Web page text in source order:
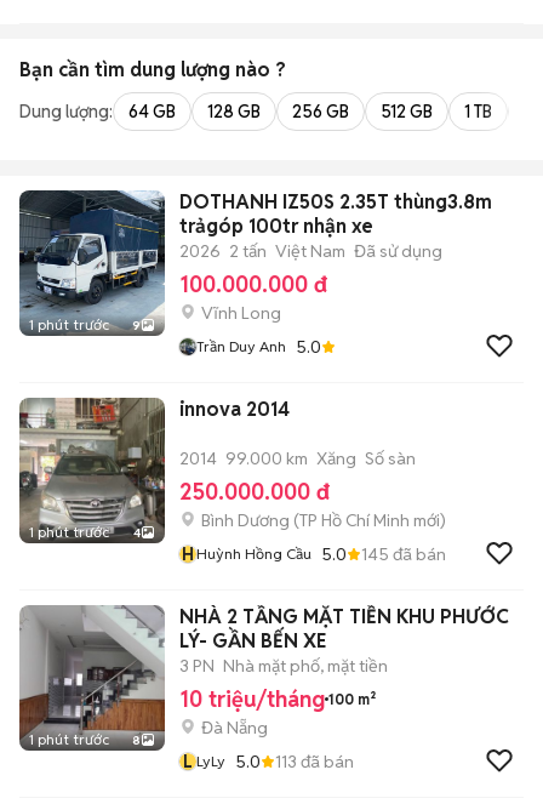
Bạn cần tìm dung lượng nào ?
Dung lượng: 64 GB 128 GB 256 GB 512 GB 1 TB
1 phút trước 9
DOTHANH IZ50S 2.35T thùng3.8m
trảgóp 100tr nhận xe
2026 2 tấn Việt Nam Đã sử dụng
100.000.000 đ
Vĩnh Long
Trần Duy Anh 5.0
1 phút trước 4
innova 2014
2014 99.000 km Xăng Số sàn
250.000.000 đ
Bình Dương (TP Hồ Chí Minh mới)
HHuỳnh Hồng Cầu 5.0 145 đã bán
1 phút trước 8
NHÀ 2 TẦNG MẶT TIỀN KHU PHƯỚC
LÝ- GẦN BẾN XE
3 PN Nhà mặt phố, mặt tiền
10 triệu/tháng 100 m²
Đà Nẵng
L LyLy 5.0 113 đã bán